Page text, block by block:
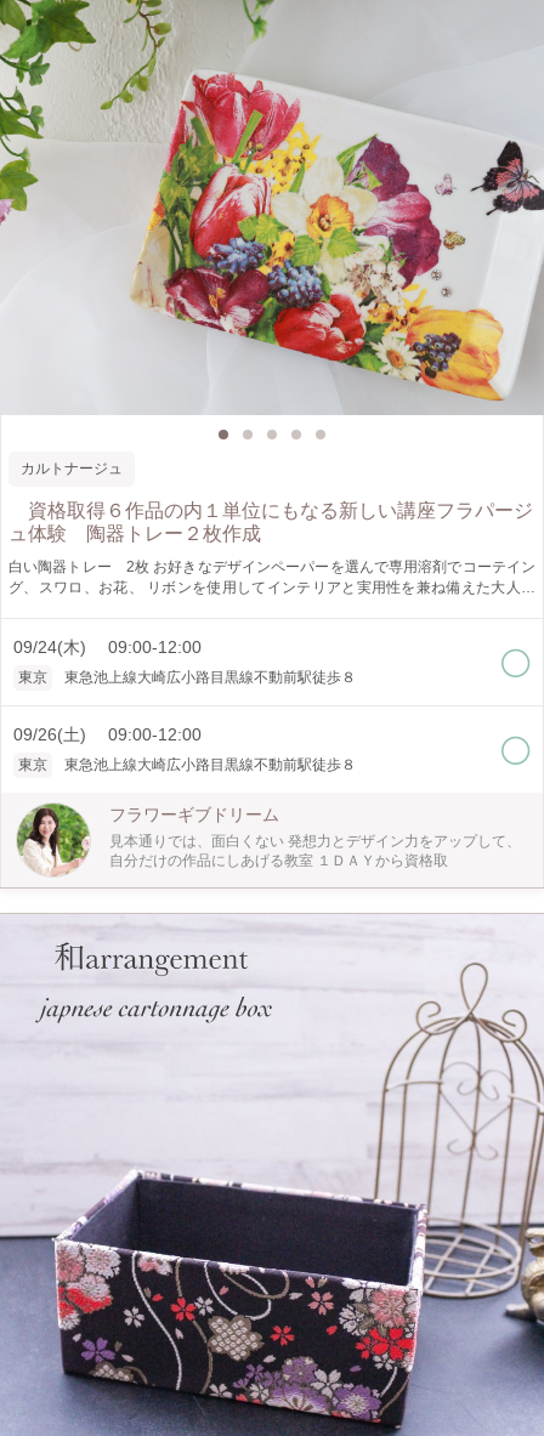
カルトナージュ
資格取得６作品の内１単位にもなる新しい講座フラパージ
ュ体験 陶器トレー２枚作成
白い陶器トレー 2枚 お好きなデザインペーパーを選んで専用溶剤でコーテイン
グ、スワロ、お花、 リボンを使用してインテリアと実用性を兼ね備えた大人可
ます。 フラワーデザイナーが考案、カルトナ―ジュやポーセラーツの仕上がり
を併せ持つオリジナルデザイン技術です。 他にはないフラパージュのリキッド
ージです 体験では、陶器のトレー２枚を作成します。最初は簡単なもので徐々
に技術を磨きます！ 仕上がったものは ジュエリーや印鑑や鍵や薬など何でも
置いて多目的トレーとして使用可能 溶剤の塗り方、ペーパーの貼り方、しわに
の貼り方、リボン使い、お花のアレンジの仕方を学べます 少人数制のグループ
で丁寧に教えます。楽しい雰囲気です ＜お得情報＞ 体験をされた方はこの体験
をライセンスの６単位の内１単位として移行できます！ フラパ―ジュクリスタ
ルライセンスは、いまどきめずらしいたった６単位で取得！ 最短３日（１日２
下記から選べます ◆木製白フレーム １個 ◆フラパージュ用ミトン １枚 ◆フ
ラパージュ用抗菌スリッパ １足 ◆ティッシュボックスセット（ティッシュボ
ックス・ソープボトル・石鹸） ◆コロコロセット（コロコロボックス・取っ手
付きコロコロ本体） ◆キャンバストートバック：アイボリー ◆NEW!! フラパ
ージュ用ランプ ♦2段プレート ♦扇子 ♦2段ボックス 在庫切れの場合がございま
す。ご了承ください あなたも先生になってみませんか？ ライセンス取得後
は ・登録商標「フラパージュクリスタル」を使った自由な 教室運営ができま
す。 ・資材の業者割引購入が可能 ・キット／パッケージのカリキュラ
ム提供 ・教室開校の資材の割安購入可能特権 バックアップシステムあり
09/24(木) 09:00-12:00
東京 東急池上線大崎広小路目黒線不動前駅徒歩８
09/26(土) 09:00-12:00
東京 東急池上線大崎広小路目黒線不動前駅徒歩８
フラワーギブドリーム
見本通りでは、面白くない 発想力とデザイン力をアップして、
自分だけの作品にしあげる教室 １ＤＡＹから資格取